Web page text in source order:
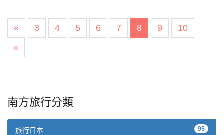
« 3 4 5 6 7 8 9
10
»
南方旅行分類
旅行日本 95